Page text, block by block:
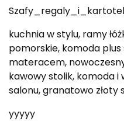
kuchnia w stylu, ramy
pomorskie, komoda plus
materacem,
kawowy stolik, komoda i
salonu, granatowo złoty
yyyyy